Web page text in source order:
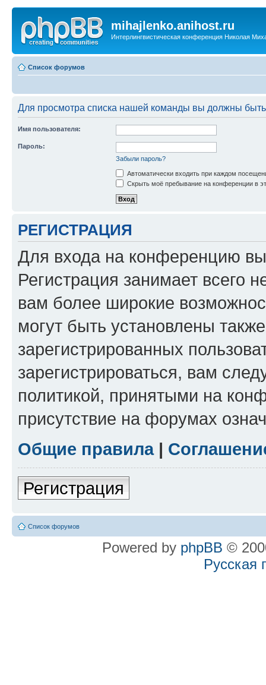
mihajlenko.anihost.ru
Интерлингвистическая конференция Николая
Список форумов
Для просмотра списка нашей команды вы должны
Имя пользователя:
Пароль:
Забыли пароль?
Автоматически входить при каждом
Скрыть моё пребывание на конференции в
РЕГИСТРАЦИЯ
Для входа на конференцию
Регистрация занимает всего
вам более широкие
могут быть установлены
зарегистрированных
зарегистрироваться, вам
политикой, принятыми на
присутствие на форумах
Общие правила|
Регистрация
Список форумов
Powered by phpBB ©
Русская